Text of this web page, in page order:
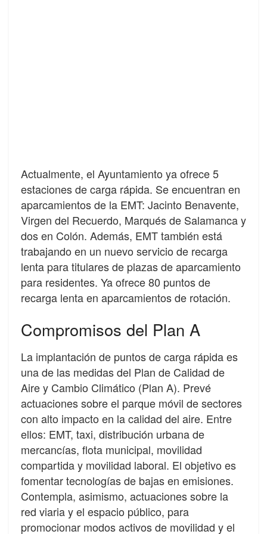
Actualmente, el Ayuntamiento ya ofrece 5
estaciones de carga rápida. Se encuentran en
aparcamientos de la EMT: Jacinto Benavente,
Virgen del Recuerdo, Marqués de Salamanca y
dos en Colón. Además, EMT también está
trabajando en un nuevo servicio de recarga
lenta para titulares de plazas de aparcamiento
para residentes. Ya ofrece 80 puntos de
recarga lenta en aparcamientos de rotación.
Compromisos del Plan A
La implantación de puntos de carga rápida es
una de las medidas del Plan de Calidad de
Aire y Cambio Climático (Plan A). Prevé
actuaciones sobre el parque móvil de sectores
con alto impacto en la calidad del aire. Entre
ellos: EMT, taxi, distribución urbana de
mercancías, flota municipal, movilidad
compartida y movilidad laboral. El objetivo es
fomentar tecnologías de bajas en emisiones.
Contempla, asimismo, actuaciones sobre la
red viaria y el espacio público, para
promocionar modos activos de movilidad y el